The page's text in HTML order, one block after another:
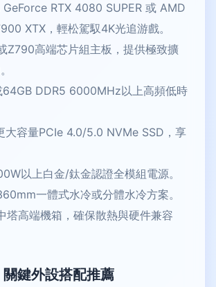
GeForce RTX 4080 SUPER 或 AMD
XTX，輕松駕馭4K光追游戲。
Z790高端芯片組主板，提供極致擴
64GB DDR5 6000MHz以上高頻低時
大容量PCIe 4.0/5.0 NVMe SSD，享
以上白金/鈦金認證全模組電源。
一體式水冷或分體水冷方案。
塔高端機箱，確保散熱與硬件兼容
鍵外設搭配推薦